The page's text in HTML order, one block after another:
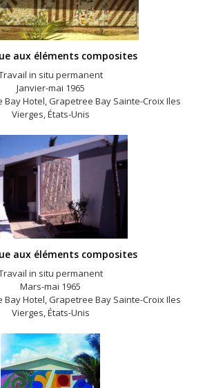
aux éléments composites
in situ permanent
Janvier-mai 1965
Hotel, Grapetree Bay Sainte-Croix Iles
Vierges, États-Unis
aux éléments composites
in situ permanent
Mars-mai 1965
Hotel, Grapetree Bay Sainte-Croix Iles
Vierges, États-Unis